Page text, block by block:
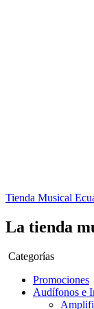
Tienda Musical
La tienda
Categorías
Promociones
Audífonos e